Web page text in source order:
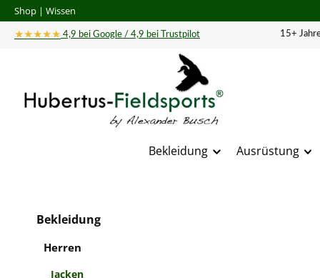
Hauptinhalt springen
Zur Suche springen
Zur Hauptnavigation springen
Shop | Wissen
★★★★★ 4,9 bei Google / 4,9 bei Trustpilot 15+
Bekleidung Ausrüstung
Bekleidung
Herren
Jacken